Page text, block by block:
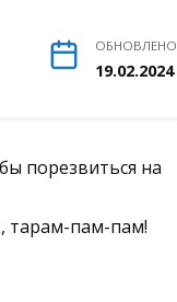
ОБНОВЛЕНО
19.02.2024
порезвиться на
тарам-пам-пам!